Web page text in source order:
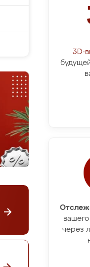
3D-
через